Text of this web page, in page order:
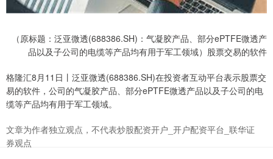
（原标题：泛亚微透(688386.SH)：气凝胶产品、部分ePTFE微透产
品以及子公司的电缆等产品均有用于军工领域）股票交易的软件
格隆汇8月11日丨泛亚微透(688386.SH)在投资者互动平台表示股票交
易的软件，公司的气凝胶产品、部分ePTFE微透产品以及子公司的电
缆等产品均有用于军工领域。
文章为作者独立观点，不代表炒股配资开户_开户配资平台_联华证
券观点